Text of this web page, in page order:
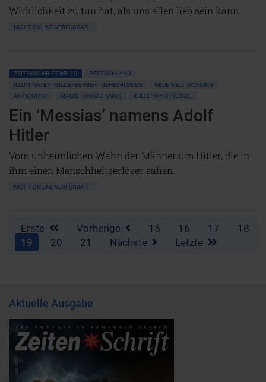
Wirklichkeit zu tun hat, als uns allen lieb sein kann.
NICHT ONLINE VERFÜGBAR
ZEITENSCHRIFT NR. 10
DEUTSCHLAND
ILLUMINATEN • BILDERBERGER • GEHEIMLOGEN
NEUE WELTORDNUNG
ANTICHRIST
MAGIE • OKKULTISMUS KULTE • MYTHOLOGIE
Ein ‘Messias’ namens Adolf
Hitler
Vom unheimlichen Wahn der Männer um Hitler, die in
ihm einen Menschheitserlöser sahen.
NICHT ONLINE VERFÜGBAR
Erste Vorherige 15 16 17
18
19
20 21 Nächste Letzte
Aktuelle Ausgabe